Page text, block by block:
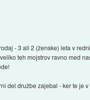
- 3 ali 2 (ženske) leta v
teh mojstrov ravno med
del družbe zajebal - ker te je v